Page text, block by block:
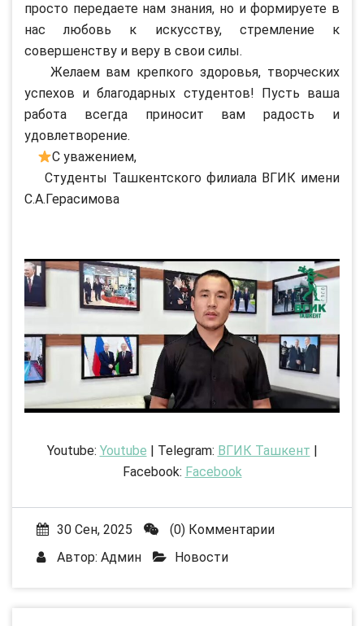
просто передаете нам знания, но и формируете в
нас любовь к искусству, стремление к
совершенству и веру в свои силы.
Желаем вам крепкого здоровья, творческих
успехов и благодарных студентов! Пусть ваша
работа всегда приносит вам радость и
удовлетворение.
С уважением,
Студенты Ташкентского филиала ВГИК имени
С.А.Герасимова
Youtube: Youtube | Telegram: ВГИК Ташкент |
Facebook: Facebook
30 Сен, 2025
(0) Комментарии
Автор: Админ Новости